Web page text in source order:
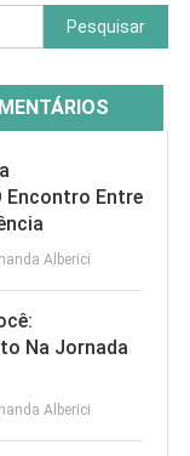
Pesquisar
por:
Encontro Entre
Alberici
Na Jornada
Alberici